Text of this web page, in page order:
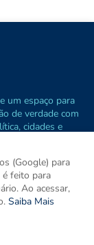
um espaço para
de verdade com
cidades e
(Google) para
é feito para
Ao acessar,
Saiba Mais